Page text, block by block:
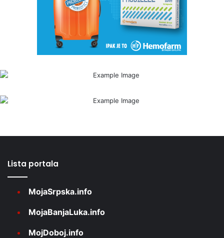
Lista portala
MojaSrpska.info
MojaBanjaLuka.info
MojDoboj.info